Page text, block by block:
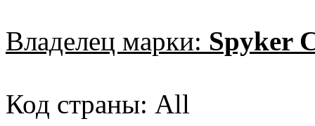
Владелец марки: Spyker
Код страны: All